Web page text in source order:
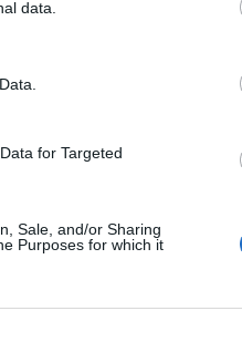
data.
for Targeted
Sale, and/or Sharing
Purposes for which it